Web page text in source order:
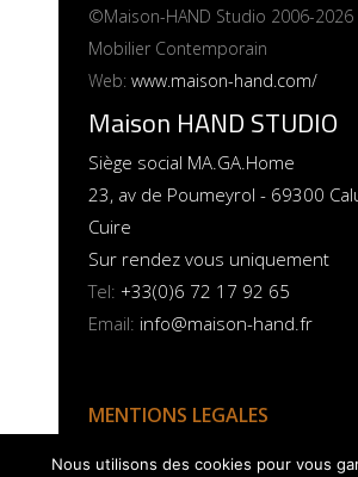
©Maison-HAND Studio 2006-2026
Mobilier Contemporain
Web: www.maison-hand.com/
Maison HAND STUDIO
Siège social MA.GA.Home
23, av de Poumeyrol - 69300
Cuire
Sur rendez vous uniquement
Tel: +33(0)6 72 17 92 65
Email: info@maison-hand.fr
MENTIONS LEGALES
Nous utilisons des cookies pour vous